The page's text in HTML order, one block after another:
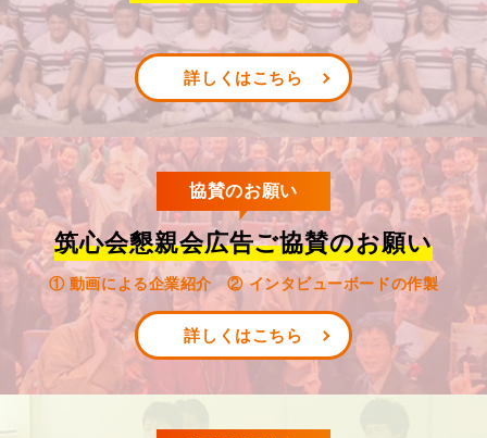
詳しくはこちら
協賛のお願い
筑心会懇親会広告ご協賛のお願い
① 動画による企業紹介 ② インタビューボードの作製
詳しくはこちら